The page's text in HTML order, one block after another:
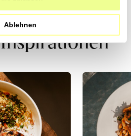
Ablehnen